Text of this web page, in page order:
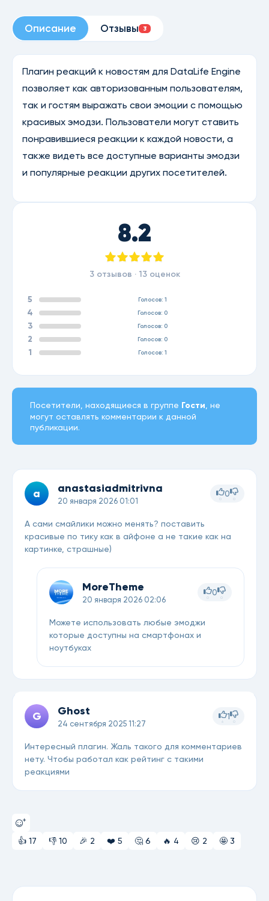
Описание Отзывы 3
Плагин реакций к новостям для DataLife Engine
позволяет как авторизованным пользователям,
так и гостям выражать свои эмоции с помощью
красивых эмодзи. Пользователи могут ставить
понравившиеся реакции к каждой новости, а
также видеть все доступные варианты эмодзи
и популярные реакции других посетителей.
8.2
3 отзывов · 13оценок
5 Голосов: 1
4 Голосов: 0
3 Голосов: 0
2 Голосов: 0
1 Голосов: 1
Посетители, находящиеся в группе Гости, не
могут оставлять комментарии к данной
публикации.
a anastasiadmitrivna
20 января 2026 01:01 0 0 0
А сами смайлики можно менять? поставить
красивые по тику как в айфоне а не такие как на
картинке, страшные)
MoreTheme
20 января 2026 02:06 0 0 0
Можете использовать любые эмоджи
которые доступны на смартфонах и
ноутбуках
G Ghost
24 сентября 2025 11:27 6 1 0
Интересный плагин. Жаль такого для комментариев
нету. Чтобы работал как рейтинг с такими
реакциями
👍 17 👎 10 🎉 2 ❤️ 5 🤔 6 🔥 4 😢 2 🤩 3